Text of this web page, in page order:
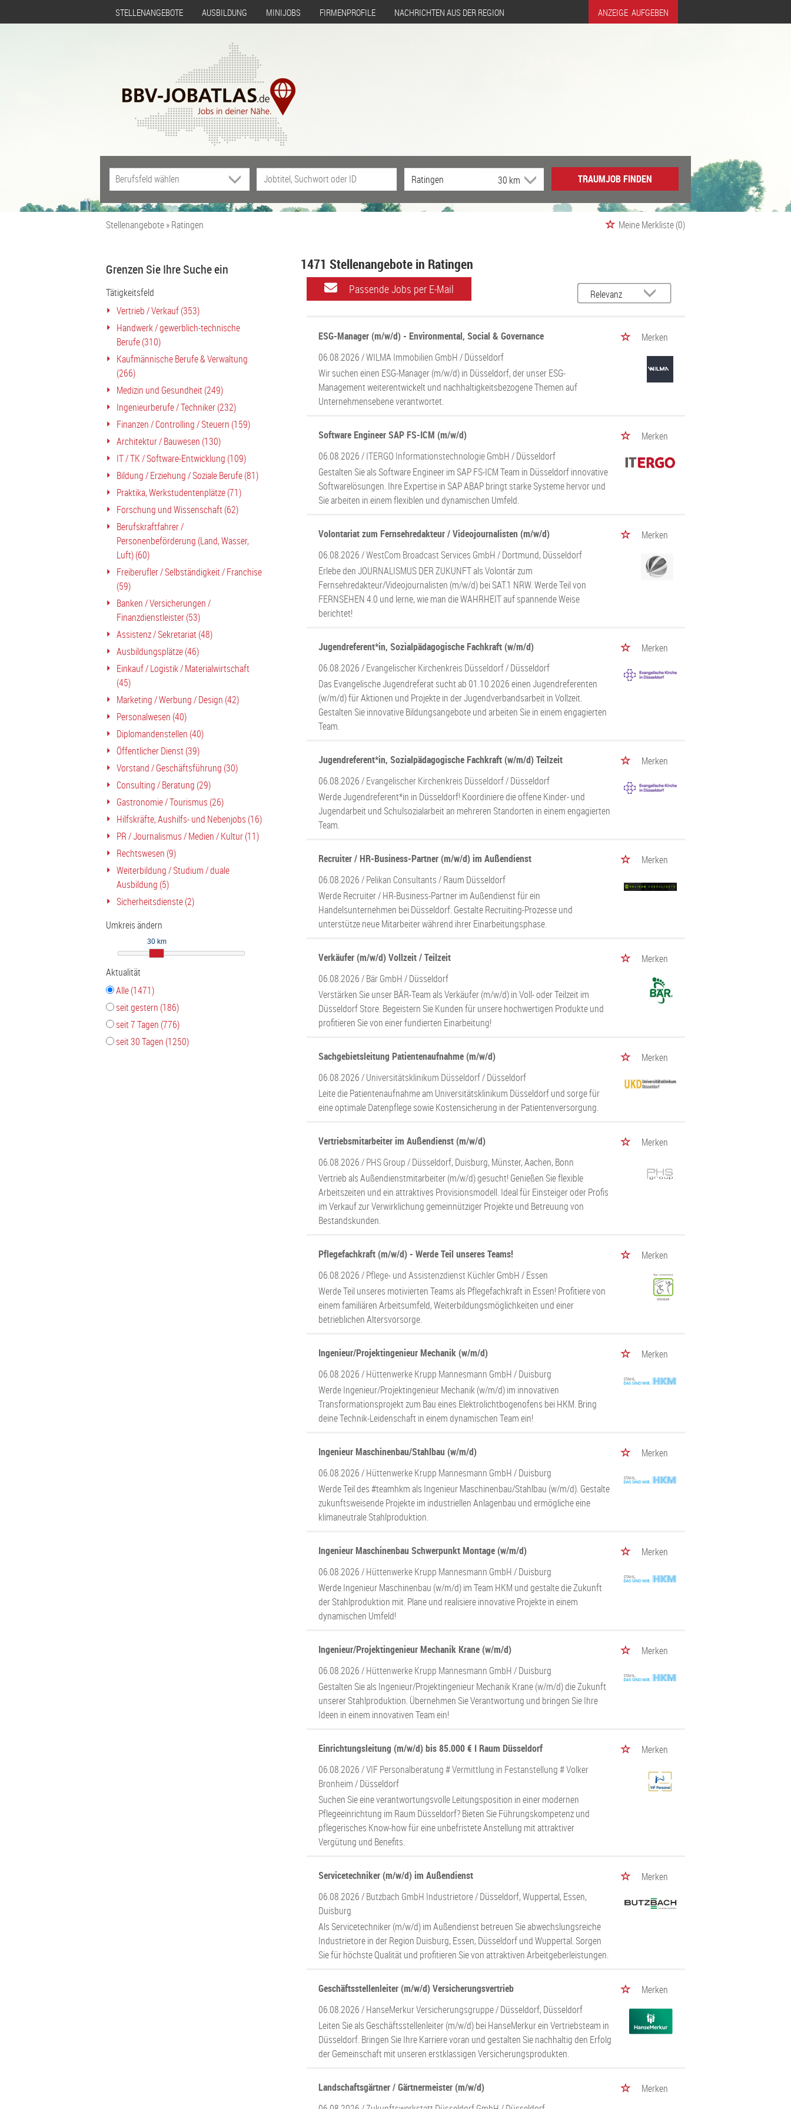
STELLENANGEBOTE AUSBILDUNG MINIJOBS FIRMENPROFILE NACHRICHTEN AUS DER REGION ANZEIGE AUFGEBEN
TRAUMJOB FINDEN
Stellenangebote Ratingen Meine Merkliste(0)
Grenzen Sie Ihre Suche ein
Tätigkeitsfeld
Vertrieb / Verkauf (353)
Handwerk / gewerblich-technische
Berufe (310)
Kaufmännische Berufe & Verwaltung
(266)
Medizin und Gesundheit (249)
Ingenieurberufe / Techniker (232)
Finanzen / Controlling / Steuern (159)
Architektur / Bauwesen (130)
IT / TK / Software-Entwicklung (109)
Bildung / Erziehung / Soziale Berufe (81)
Praktika, Werkstudentenplätze (71)
Forschung und Wissenschaft (62)
Berufskraftfahrer /
Personenbeförderung (Land, Wasser,
Luft) (60)
Freiberufler / Selbständigkeit / Franchise
(59)
Banken / Versicherungen /
Finanzdienstleister (53)
Assistenz / Sekretariat (48)
Ausbildungsplätze (46)
Einkauf / Logistik / Materialwirtschaft
(45)
Marketing / Werbung / Design (42)
Personalwesen (40)
Diplomandenstellen (40)
Öffentlicher Dienst (39)
Vorstand / Geschäftsführung (30)
Consulting / Beratung (29)
Gastronomie / Tourismus (26)
Hilfskräfte, Aushilfs- und Nebenjobs (16)
PR / Journalismus / Medien / Kultur (11)
Rechtswesen (9)
Weiterbildung / Studium / duale
Ausbildung (5)
Sicherheitsdienste (2)
Umkreis ändern
30 km
Aktualität
Alle (1471)
seit gestern (186)
seit 7 Tagen (776)
seit 30 Tagen (1250)
1471 Stellenangebote in Ratingen
Passende Jobs per E-Mail
ESG-Manager (m/w/d) - Environmental, Social & Governance
Merken
06.08.2026 /WILMA Immobilien GmbH/ Düsseldorf
Wir suchen einen ESG-Manager (m/w/d) in Düsseldorf, der unser ESG-
Management weiterentwickelt und nachhaltigkeitsbezogene Themen auf
Unternehmensebene verantwortet.
Software Engineer SAP FS-ICM (m/w/d)
Merken
06.08.2026 /ITERGO Informationstechnologie GmbH/ Düsseldorf
Gestalten Sie als Software Engineer im SAP FS-ICM Team in Düsseldorf innovative
Softwarelösungen. Ihre Expertise in SAP ABAP bringt starke Systeme hervor und
Sie arbeiten in einem flexiblen und dynamischen Umfeld.
Volontariat zum Fernsehredakteur / Videojournalisten (m/w/d)
Merken
06.08.2026 /WestCom Broadcast Services GmbH/ Dortmund, Düsseldorf
Erlebe den JOURNALISMUS DER ZUKUNFT als Volontär zum
Fernsehredakteur/Videojournalisten (m/w/d) bei SAT.1 NRW. Werde Teil von
FERNSEHEN 4.0 und lerne, wie man die WAHRHEIT auf spannende Weise
berichtet!
Jugendreferent*in, Sozialpädagogische Fachkraft (w/m/d)
Merken
06.08.2026 /Evangelischer Kirchenkreis Düsseldorf/ Düsseldorf
Das Evangelische Jugendreferat sucht ab 01.10.2026 einen Jugendreferenten
(w/m/d) für Aktionen und Projekte in der Jugendverbandsarbeit in Vollzeit.
Gestalten Sie innovative Bildungsangebote und arbeiten Sie in einem engagierten
Team.
Jugendreferent*in, Sozialpädagogische Fachkraft (w/m/d) Teilzeit
Merken
06.08.2026 /Evangelischer Kirchenkreis Düsseldorf/ Düsseldorf
Werde Jugendreferent*in in Düsseldorf! Koordiniere die offene Kinder- und
Jugendarbeit und Schulsozialarbeit an mehreren Standorten in einem engagierten
Team.
Recruiter / HR-Business-Partner (m/w/d) im Außendienst
Merken
06.08.2026 /Pelikan Consultants/ Raum Düsseldorf
Werde Recruiter / HR-Business-Partner im Außendienst für ein
Handelsunternehmen bei Düsseldorf. Gestalte Recruiting-Prozesse und
unterstütze neue Mitarbeiter während ihrer Einarbeitungsphase.
Verkäufer (m/w/d) Vollzeit / Teilzeit
Merken
06.08.2026 /Bär GmbH/ Düsseldorf
Verstärken Sie unser BÄR-Team als Verkäufer (m/w/d) in Voll- oder Teilzeit im
Düsseldorf Store. Begeistern Sie Kunden für unsere hochwertigen Produkte und
profitieren Sie von einer fundierten Einarbeitung!
Sachgebietsleitung Patientenaufnahme (m/w/d)
Merken
06.08.2026 /Universitätsklinikum Düsseldorf/ Düsseldorf
Leite die Patientenaufnahme am Universitätsklinikum Düsseldorf und sorge für
eine optimale Datenpflege sowie Kostensicherung in der Patientenversorgung.
Vertriebsmitarbeiter im Außendienst (m/w/d)
Merken
06.08.2026 /PHS Group/ Düsseldorf, Duisburg, Münster, Aachen, Bonn
Vertrieb als Außendienstmitarbeiter (m/w/d) gesucht! Genießen Sie flexible
Arbeitszeiten und ein attraktives Provisionsmodell. Ideal für Einsteiger oder Profis
im Verkauf zur Verwirklichung gemeinnütziger Projekte und Betreuung von
Bestandskunden.
Pflegefachkraft (m/w/d) - Werde Teil unseres Teams!
Merken
06.08.2026 /Pflege- und Assistenzdienst Küchler GmbH/ Essen
Werde Teil unseres motivierten Teams als Pflegefachkraft in Essen! Profitiere von
einem familiären Arbeitsumfeld, Weiterbildungsmöglichkeiten und einer
betrieblichen Altersvorsorge.
Ingenieur/Projektingenieur Mechanik (w/m/d)
Merken
06.08.2026 /Hüttenwerke Krupp Mannesmann GmbH/ Duisburg
Werde Ingenieur/Projektingenieur Mechanik (w/m/d) im innovativen
Transformationsprojekt zum Bau eines Elektrolichtbogenofens bei HKM. Bring
deine Technik-Leidenschaft in einem dynamischen Team ein!
Ingenieur Maschinenbau/Stahlbau (w/m/d)
Merken
06.08.2026 /Hüttenwerke Krupp Mannesmann GmbH/ Duisburg
Werde Teil des #teamhkm als Ingenieur Maschinenbau/Stahlbau (w/m/d). Gestalte
zukunftsweisende Projekte im industriellen Anlagenbau und ermögliche eine
klimaneutrale Stahlproduktion.
Ingenieur Maschinenbau Schwerpunkt Montage (w/m/d)
Merken
06.08.2026 /Hüttenwerke Krupp Mannesmann GmbH/ Duisburg
Werde Ingenieur Maschinenbau (w/m/d) im Team HKM und gestalte die Zukunft
der Stahlproduktion mit. Plane und realisiere innovative Projekte in einem
dynamischen Umfeld!
Ingenieur/Projektingenieur Mechanik Krane (w/m/d)
Merken
06.08.2026 /Hüttenwerke Krupp Mannesmann GmbH/ Duisburg
Gestalten Sie als Ingenieur/Projektingenieur Mechanik Krane (w/m/d) die Zukunft
unserer Stahlproduktion. Übernehmen Sie Verantwortung und bringen Sie Ihre
Ideen in einem innovativen Team ein!
Einrichtungsleitung (m/w/d) bis 85.000 € I Raum Düsseldorf
Merken
06.08.2026 /VIF Personalberatung # Vermittlung in Festanstellung # Volker
Bronheim/ Düsseldorf
Suchen Sie eine verantwortungsvolle Leitungsposition in einer modernen
Pflegeeinrichtung im Raum Düsseldorf? Bieten Sie Führungskompetenz und
pflegerisches Know-how für eine unbefristete Anstellung mit attraktiver
Vergütung und Benefits.
Servicetechniker (m/w/d) im Außendienst
Merken
06.08.2026 /Butzbach GmbH Industrietore/ Düsseldorf, Wuppertal, Essen,
Duisburg
Als Servicetechniker (m/w/d) im Außendienst betreuen Sie abwechslungsreiche
Industrietore in der Region Duisburg, Essen, Düsseldorf und Wuppertal. Sorgen
Sie für höchste Qualität und profitieren Sie von attraktiven Arbeitgeberleistungen.
Geschäftsstellenleiter (m/w/d) Versicherungsvertrieb
Merken
06.08.2026 /HanseMerkur Versicherungsgruppe/ Düsseldorf, Düsseldorf
Leiten Sie als Geschäftsstellenleiter (m/w/d) bei HanseMerkur ein Vertriebsteam in
Düsseldorf. Bringen Sie Ihre Karriere voran und gestalten Sie nachhaltig den Erfolg
der Gemeinschaft mit unseren erstklassigen Versicherungsprodukten.
Landschaftsgärtner / Gärtnermeister (m/w/d)
Merken